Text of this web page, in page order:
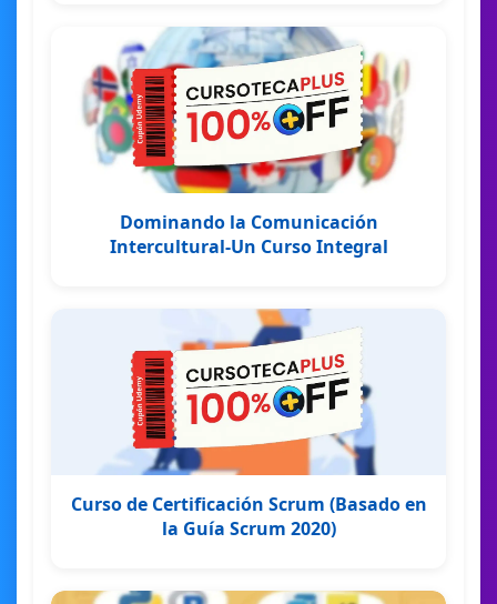
Dominando la Comunicación
Intercultural-Un Curso Integral
Curso de Certificación Scrum (Basado en
la Guía Scrum 2020)